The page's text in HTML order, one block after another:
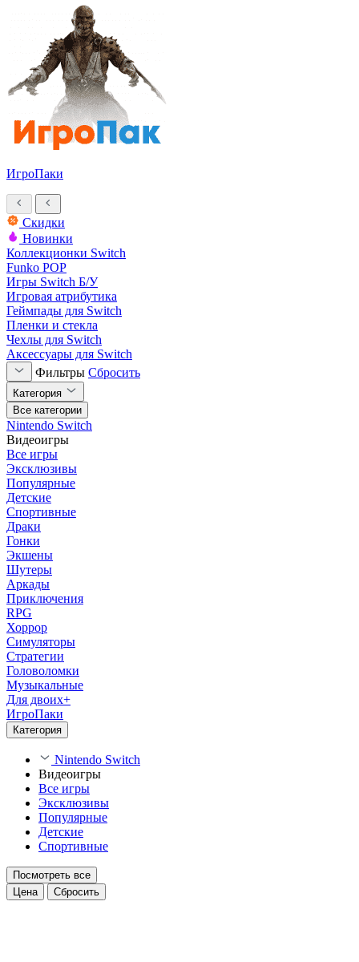
ИгроПаки
Скидки
Новинки
Коллекционки Switch
Funko POP
Игры Switch Б/У
Игровая атрибутика
Геймпады для Switch
Пленки и стекла
Чехлы для Switch
Аксессуары для Switch
Фильтры Сбросить
Категория
Все категории
Nintendo Switch
Видеоигры
Все игры
Эксклюзивы
Популярные
Детские
Спортивные
Драки
Гонки
Экшены
Шутеры
Аркады
Приключения
RPG
Хоррор
Симуляторы
Стратегии
Головоломки
Музыкальные
Для двоих+
ИгроПаки
Категория
Nintendo Switch
Видеоигры
Все игры
Эксклюзивы
Популярные
Детские
Спортивные
Посмотреть все
Цена
Сбросить